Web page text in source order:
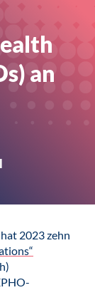
an
2023 zehn